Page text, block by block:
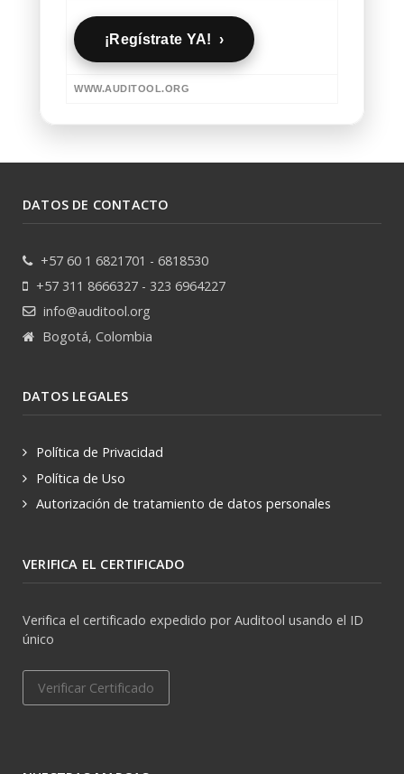
¡Regístrate YA! ›
WWW.AUDITOOL.ORG
DATOS DE CONTACTO
+57 60 1 6821701 - 6818530
+57 311 8666327 - 323 6964227
info@auditool.org
Bogotá, Colombia
DATOS LEGALES
Política de Privacidad
Política de Uso
Autorización de tratamiento de datos personales
VERIFICA EL CERTIFICADO
Verifica el certificado expedido por Auditool usando el ID
único
Verificar Certificado